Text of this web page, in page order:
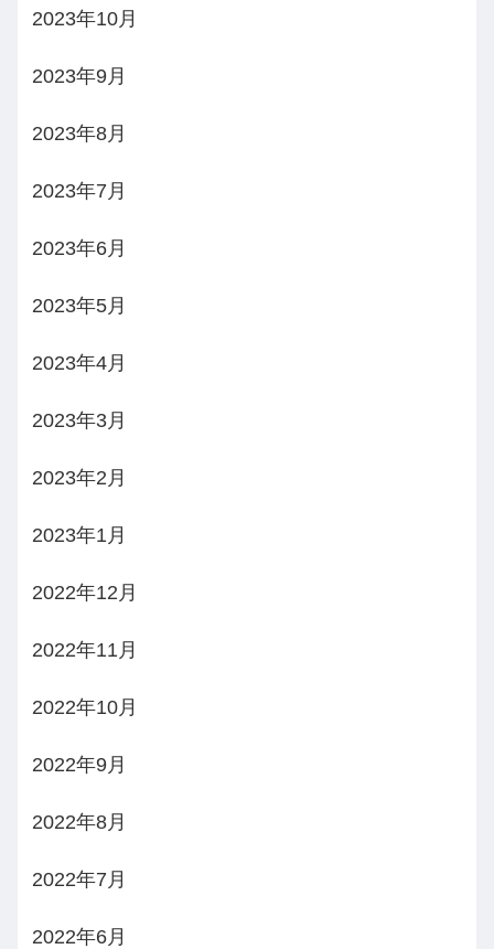
2023年10月
2023年9月
2023年8月
2023年7月
2023年6月
2023年5月
2023年4月
2023年3月
2023年2月
2023年1月
2022年12月
2022年11月
2022年10月
2022年9月
2022年8月
2022年7月
2022年6月